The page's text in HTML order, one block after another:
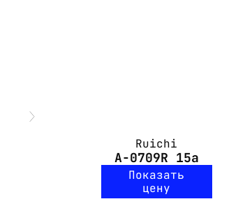
Ruichi
A-0709R 15a
Показать
цену